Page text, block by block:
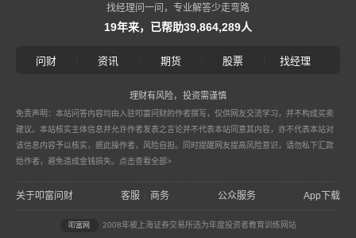
找经理问一问，专业解答少走弯路
19年来，已帮助39,864,289人
问财 资讯 期货 股票 找经理
理财有风险，投资需谨慎
免责声明：本站问答内容均由入驻叩富问财的作者撰写，仅供网友交流学习，并不构成买卖
建议。本站核实主体信息并允许作者发表之言论并不代表本站同意其内容，亦不代表本站对
该信息内容予以核实，据此操作者，风险自担。同时提醒网友提高风险意识，请勿私下汇款
给作者，避免造成金钱损失。 点击查看全部>
关于叩富问财 客服 商务 公众服务 App下载
叩富网 2008年被上海证券交易所选为年度投资者教育训练网站